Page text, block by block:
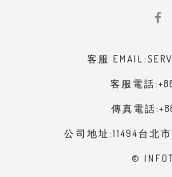
客服
客服電話
傳真電話
公司地址:11494台北
©